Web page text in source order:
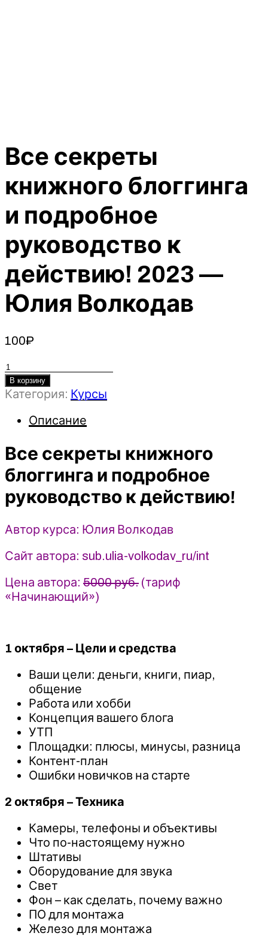
Все секреты
книжного блоггинга
и подробное
руководство к
действию! 2023 —
Юлия Волкодав
100₽
Количество
товара
Все
книжного
и
подробное
руководство
к
действию!
2023
-
Юлия
Волкодав
В корзину
Категория: Курсы
Описание
Все секреты книжного
блоггинга и подробное
руководство к действию!
Автор курса: Юлия Волкодав
Сайт автора: sub.ulia-volkodav_ru/int
Цена автора: 5000 руб. (тариф
«Начинающий»)
1 октября – Цели и средства
Ваши цели: деньги, книги, пиар,
общение
Работа или хобби
Концепция вашего блога
УТП
Площадки: плюсы, минусы, разница
Контент-план
Ошибки новичков на старте
2 октября – Техника
Камеры, телефоны и объективы
Что по-настоящему нужно
Штативы
Оборудование для звука
Свет
Фон – как сделать, почему важно
ПО для монтажа
Железо для монтажа